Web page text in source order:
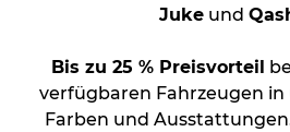
Juke und
Bis zu 25 % Preisvorteil
verfügbaren Fahrzeugen
Farben und